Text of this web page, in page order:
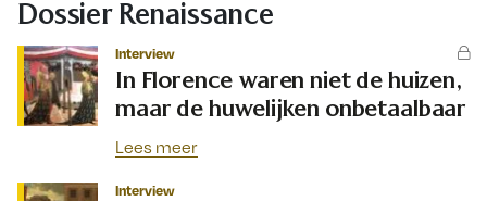
Dossier Renaissance
Interview
In Florence waren niet de huizen,
maar de huwelijken onbetaalbaar
Lees meer
Interview